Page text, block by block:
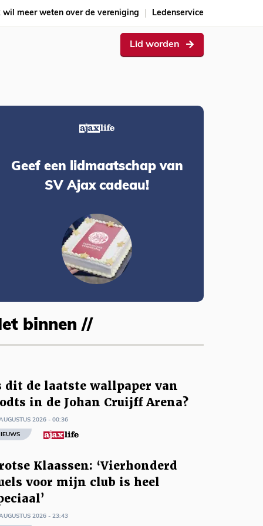
wil meer weten over de vereniging Ledenservice
Lid worden
Geef een lidmaatschap van
SV Ajax cadeau!
binnen //
dit de laatste wallpaper van
in de Johan Cruijff Arena?
2026 - 00:36
Klaassen: ‘Vierhonderd
voor mijn club is heel
2026 - 23:43